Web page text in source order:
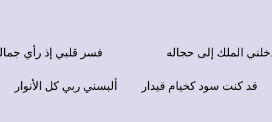
الملك إلى حجاله فسر قلبي إذ رأي
قد كنت سود كخيام قيدار ألبسني ربي كل الأنوار